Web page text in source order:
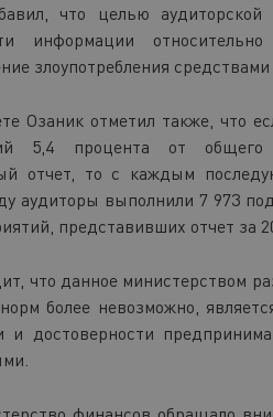
что целью аудиторской
информации
злоупотребления
Озаник отметил также, что
5,4 процента от общего
отчет, то с каждым
аудиторы выполнили 7 973
представивших отчет за
что данное министерством
более невозможно,
и достоверности